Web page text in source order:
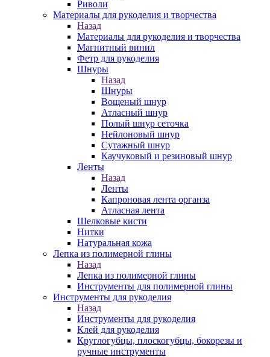
Риволи
Материалы для рукоделия и творчества
Назад
Материалы для рукоделия и творчества
Магнитный винил
Фетр для рукоделия
Шнуры
Назад
Шнуры
Вощеный шнур
Атласный шнур
Полый шнур сеточка
Нейлоновый шнур
Сутажный шнур
Каучуковый и резиновый шнур
Ленты
Назад
Ленты
Капроновая лента органза
Атласная лента
Шелковые кисти
Нитки
Натуральная кожа
Лепка из полимерной глины
Назад
Лепка из полимерной глины
Инструменты для полимерной глины
Инструменты для рукоделия
Назад
Инструменты для рукоделия
Клей для рукоделия
Круглогубцы, плоскогубцы, бокорезы и
ручные инструменты